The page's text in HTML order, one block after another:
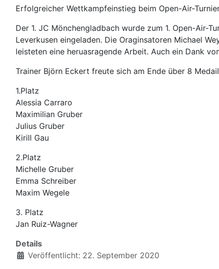
Erfolgreicher Wettkampfeinstieg beim Open-Air-
Der 1. JC Mönchengladbach wurde zum 1. Open-Air-
Leverkusen eingeladen. Die Oraginsatoren Michael
leisteten eine heruasragende Arbeit. Auch ein Dank
Trainer Björn Eckert freute sich am Ende über 8
1.Platz
Alessia Carraro
Maximilian Gruber
Julius Gruber
Kirill Gau
2.Platz
Michelle Gruber
Emma Schreiber
Maxim Wegele
3. Platz
Jan Ruiz-Wagner
Details
Veröffentlicht: 22. September 2020